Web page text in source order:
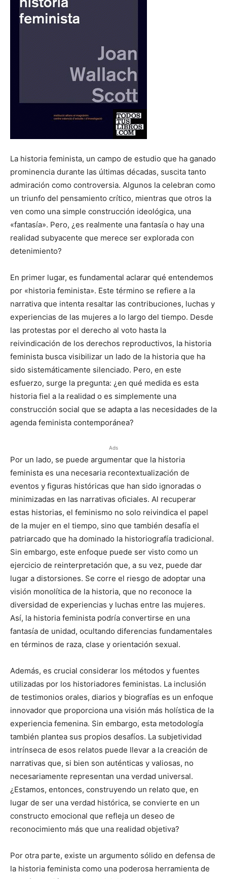
La historia feminista, un campo de estudio que ha ganado
prominencia durante las últimas décadas, suscita tanto
admiración como controversia. Algunos la celebran como
un triunfo del pensamiento crítico, mientras que otros la
ven como una simple construcción ideológica, una
«fantasía». Pero, ¿es realmente una fantasía o hay una
realidad subyacente que merece ser explorada con
detenimiento?
En primer lugar, es fundamental aclarar qué entendemos
por «historia feminista». Este término se refiere a la
narrativa que intenta resaltar las contribuciones, luchas y
experiencias de las mujeres a lo largo del tiempo. Desde
las protestas por el derecho al voto hasta la
reivindicación de los derechos reproductivos, la historia
feminista busca visibilizar un lado de la historia que ha
sido sistemáticamente silenciado. Pero, en este
esfuerzo, surge la pregunta: ¿en qué medida es esta
historia fiel a la realidad o es simplemente una
construcción social que se adapta a las necesidades de la
agenda feminista contemporánea?
Ads
Por un lado, se puede argumentar que la historia
feminista es una necesaria recontextualización de
eventos y figuras históricas que han sido ignoradas o
minimizadas en las narrativas oficiales. Al recuperar
estas historias, el feminismo no solo reivindica el papel
de la mujer en el tiempo, sino que también desafía el
patriarcado que ha dominado la historiografía tradicional.
Sin embargo, este enfoque puede ser visto como un
ejercicio de reinterpretación que, a su vez, puede dar
lugar a distorsiones. Se corre el riesgo de adoptar una
visión monolítica de la historia, que no reconoce la
diversidad de experiencias y luchas entre las mujeres.
Así, la historia feminista podría convertirse en una
fantasía de unidad, ocultando diferencias fundamentales
en términos de raza, clase y orientación sexual.
Además, es crucial considerar los métodos y fuentes
utilizadas por los historiadores feministas. La inclusión
de testimonios orales, diarios y biografías es un enfoque
innovador que proporciona una visión más holística de la
experiencia femenina. Sin embargo, esta metodología
también plantea sus propios desafíos. La subjetividad
intrínseca de esos relatos puede llevar a la creación de
narrativas que, si bien son auténticas y valiosas, no
necesariamente representan una verdad universal.
¿Estamos, entonces, construyendo un relato que, en
lugar de ser una verdad histórica, se convierte en un
constructo emocional que refleja un deseo de
reconocimiento más que una realidad objetiva?
Por otra parte, existe un argumento sólido en defensa de
la historia feminista como una poderosa herramienta de